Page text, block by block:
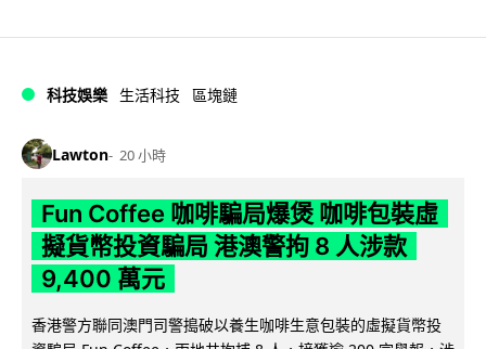
科技娛樂 生活科技 區塊鏈
Lawton 20 小時
Fun Coffee 咖啡騙局爆煲 咖啡包裝虛
擬貨幣投資騙局 港澳警拘 8 人涉款
9,400 萬元
香港警方聯同澳門司警搗破以養生咖啡生意包裝的虛擬貨幣投